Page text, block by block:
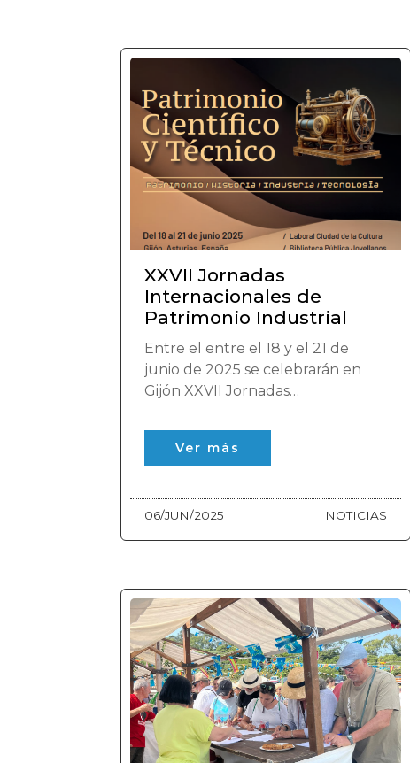
XXVII Jornadas
Internacionales de
Patrimonio Industrial
Entre el entre el 18 y el 21 de
junio de 2025 se celebrarán en
Gijón XXVII Jornadas
Industrial.
Ver más
06/JUN/2025 NOTICIAS